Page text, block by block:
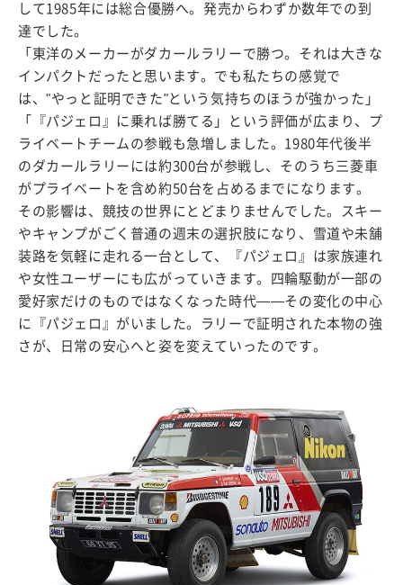
して1985年には総合優勝へ。発売からわずか数年での到
達でした。
「東洋のメーカーがダカールラリーで勝つ。それは大きな
インパクトだったと思います。でも私たちの感覚で
は、"やっと証明できた"という気持ちのほうが強かった」
「『パジェロ』に乗れば勝てる」という評価が広まり、プ
ライベートチームの参戦も急増しました。1980年代後半
のダカールラリーには約300台が参戦し、そのうち三菱車
がプライベートを含め約50台を占めるまでになります。
その影響は、競技の世界にとどまりませんでした。スキー
やキャンプがごく普通の週末の選択肢になり、雪道や未舗
装路を気軽に走れる一台として、『パジェロ』は家族連れ
や女性ユーザーにも広がっていきます。四輪駆動が一部の
愛好家だけのものではなくなった時代——その変化の中心
に『パジェロ』がいました。ラリーで証明された本物の強
さが、日常の安心へと姿を変えていったのです。